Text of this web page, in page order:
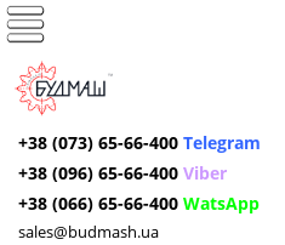
+38 (073) 65-66-400 Telegram
+38 (096) 65-66-400 Viber
+38 (066) 65-66-400 WatsApp
sales@budmash.ua